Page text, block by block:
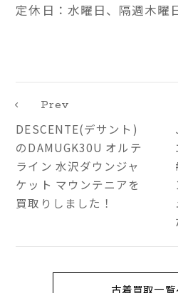
定休日：水曜日、隔週木曜
Prev
DESCENTE(デサント)
のDAMUGK30U オルテ
ライン 水沢ダウンジャ
ケット マウンテニアを
買取りしました！
古着買取一覧